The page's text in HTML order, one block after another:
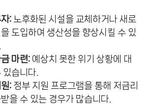
: 노후화된 시설을 교체하거나 새로
도입하여 생산성을 향상시킬 수 있
마련: 예상치 못한 위기 상황에 대
있습니다.
: 정부 지원 프로그램을 통해 저금리
을 수 있는 경우가 많습니다.